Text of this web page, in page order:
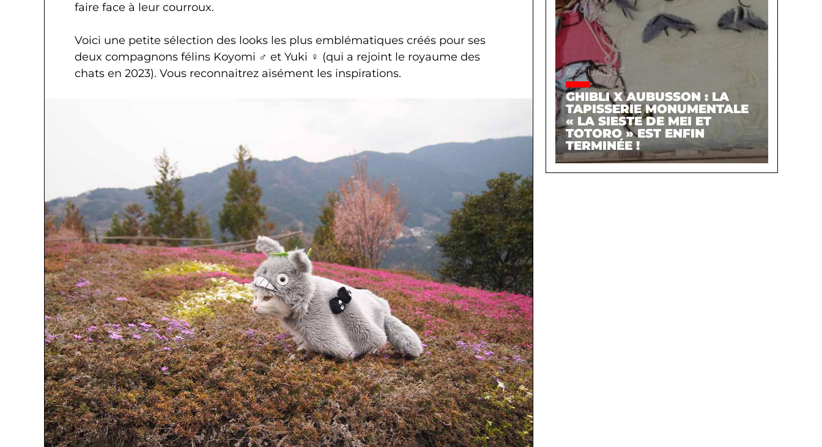
faire face à leur courroux.
Voici une petite sélection des looks les plus emblématiques créés pour ses
deux compagnons félins Koyomi ♂ et Yuki ♀ (qui a rejoint le royaume des
chats en 2023). Vous reconnaitrez aisément les inspirations.
ACTUALITÉ
GHIBLI X AUBUSSON : LA
TAPISSERIE MONUMENTALE
« LA SIESTE DE MEI ET
TOTORO » EST ENFIN
TERMINÉE !